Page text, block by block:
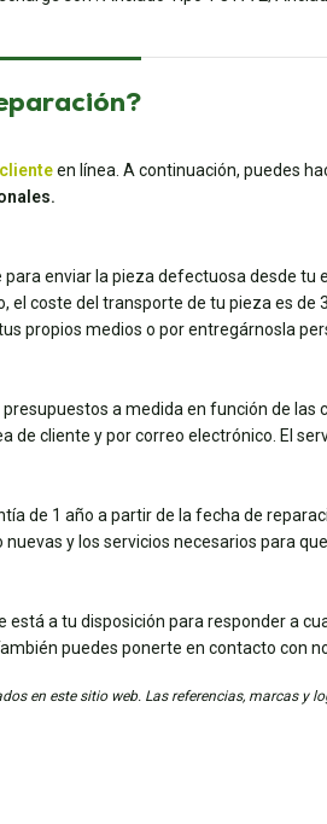
en línea. A continuación, puedes
enviar la pieza defectuosa desde
coste del transporte de tu pieza es
propios medios o por entregárnosla
a medida en función de
cliente y por correo electrónico. El
de 1 año a partir de la fecha de
y los servicios necesarios para
está a tu disposición para responder a
puedes ponerte en contacto con
en este sitio web. Las referencias, marcas